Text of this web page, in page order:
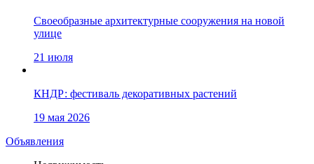
Своеобразные архитектурные сооружения на новой
улице
21 июля
КНДР: фестиваль декоративных растений
19 мая 2026
Объявления